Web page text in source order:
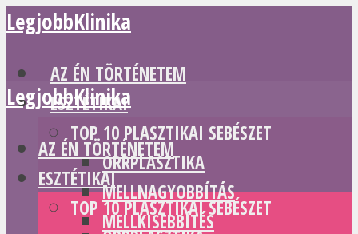
LegjobbKlinika
AZ ÉN TÖRTÉNETEM
ESZTÉTIKAI
TOP 10 PLASZTIKAI SEBÉSZET
ORRPLASZTIKA
MELLNAGYOBBÍTÁS
MELLKISEBBÍTÉS
LegjobbKlinika
AZ ÉN TÖRTÉNETEM
ESZTÉTIKAI
TOP 10 PLASZTIKAI SEBÉSZET